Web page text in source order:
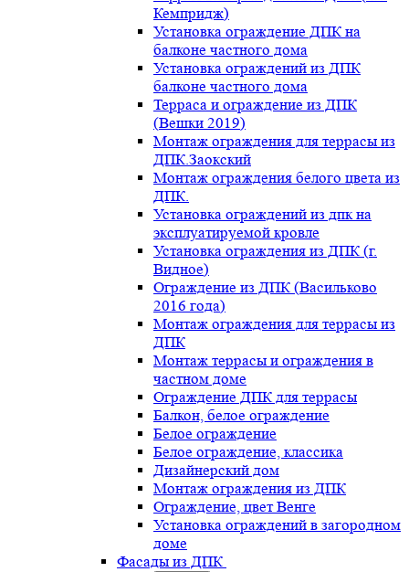
Кемпридж)
Установка ограждение ДПК на
балконе частного дома
Установка ограждений из ДПК
балконе частного дома
Терраса и ограждение из ДПК
(Вешки 2019)
Монтаж ограждения для террасы из
ДПК.Заокский
Монтаж ограждения белого цвета из
ДПК.
Установка ограждений из дпк на
эксплуатируемой кровле
Установка ограждения из ДПК (г.
Видное)
Ограждение из ДПК (Васильково
2016 года)
Монтаж ограждения для террасы из
ДПК
Монтаж террасы и ограждения в
частном доме
Ограждение ДПК для террасы
Балкон, белое ограждение
Белое ограждение
Белое ограждение, классика
Дизайнерский дом
Монтаж ограждения из ДПК
Ограждение, цвет Венге
Установка ограждений в загородном
доме
Фасады из ДПК